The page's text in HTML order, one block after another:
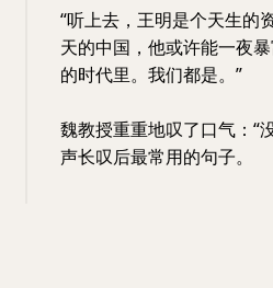
“听上去，王明是个天生的
天的中国，他或许能一夜
的时代里。我们都是。”
魏教授重重地叹了口气：“
声长叹后最常用的句子。